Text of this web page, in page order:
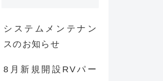
システムメンテナン
スのお知らせ
8月新規開設RVパー